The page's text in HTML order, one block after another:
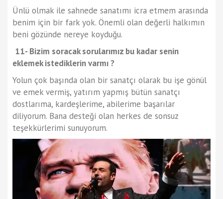
Ünlü olmak ile sahnede sanatımı icra etmem arasında
benim için bir fark yok. Önemli olan değerli halkımın
beni gözünde nereye koyduğu.
11- Bizim soracak sorularımız bu kadar senin
eklemek istediklerin varmı ?
Yolun çok başında olan bir sanatçı olarak bu işe gönül
ve emek vermiş, yatırım yapmış bütün sanatçı
dostlarıma, kardeşlerime, abilerime başarılar
diliyorum. Bana desteği olan herkes de sonsuz
teşekkürlerimi sunuyorum.